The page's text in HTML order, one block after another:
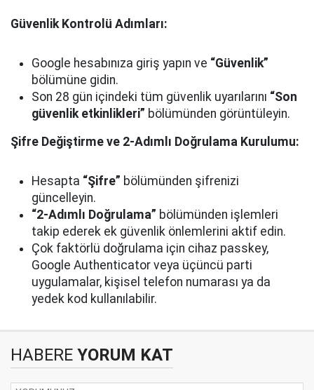
Güvenlik Kontrolü Adımları:
Google hesabınıza giriş yapın ve “Güvenlik”
bölümüne gidin.
Son 28 gün içindeki tüm güvenlik uyarılarını “Son
güvenlik etkinlikleri” bölümünden görüntüleyin.
Şifre Değiştirme ve 2-Adımlı Doğrulama Kurulumu:
Hesapta “Şifre” bölümünden şifrenizi
güncelleyin.
“2-Adımlı Doğrulama” bölümünden işlemleri
takip ederek ek güvenlik önlemlerini aktif edin.
Çok faktörlü doğrulama için cihaz passkey,
Google Authenticator veya üçüncü parti
uygulamalar, kişisel telefon numarası ya da
yedek kod kullanılabilir.
HABERE YORUM KAT